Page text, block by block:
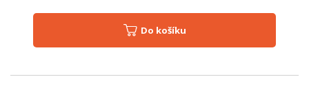
Do košíku